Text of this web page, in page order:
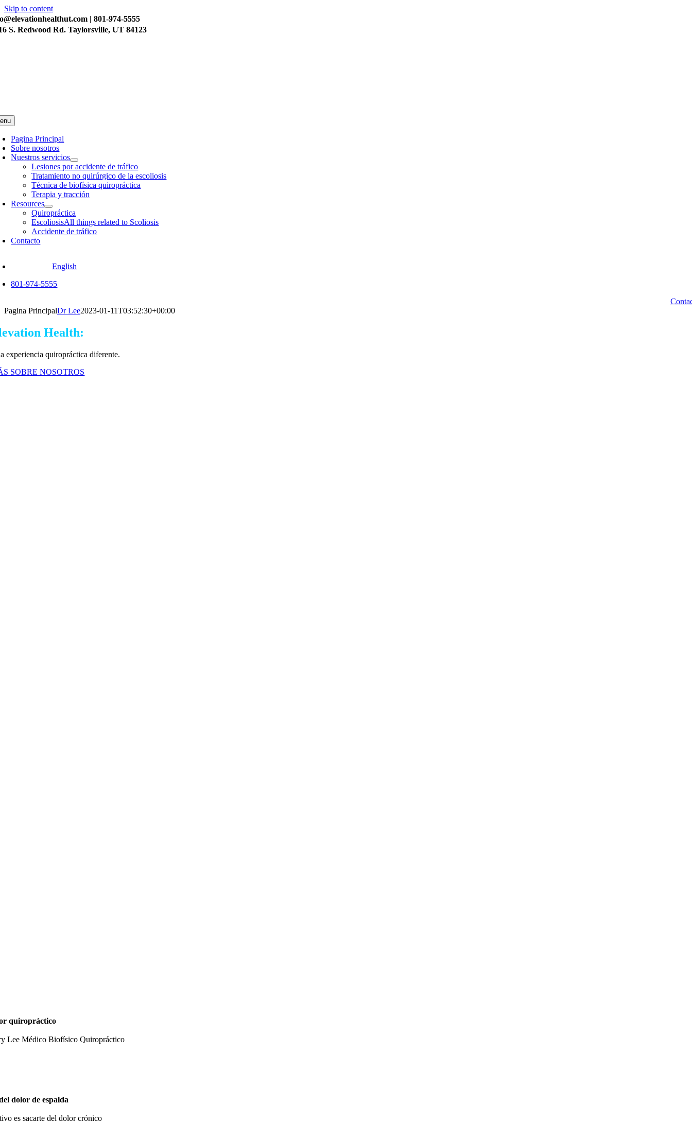
Skip to content
| 801-974-5555
S. Redwood Rd. Taylorsville, UT 84123
Pagina Principal
Sobre nosotros
Nuestros servicios
Lesiones por accidente de tráfico
Tratamiento no quirúrgico de la escoliosis
Técnica de biofísica quiropráctica
Terapia y tracción
Resources
Quiropráctica
EscoliosisAll things related to Scoliosis
Accidente de tráfico
Contacto
English
801-974-5555
Pagina PrincipalDr Lee2023-01-11T03:52:30+00:00
Health:
experiencia quiropráctica diferente.
SOBRE NOSOTROS
quiropráctico
Lee Médico Biofísico Quiropráctico
dolor de espalda
es sacarte del dolor crónico